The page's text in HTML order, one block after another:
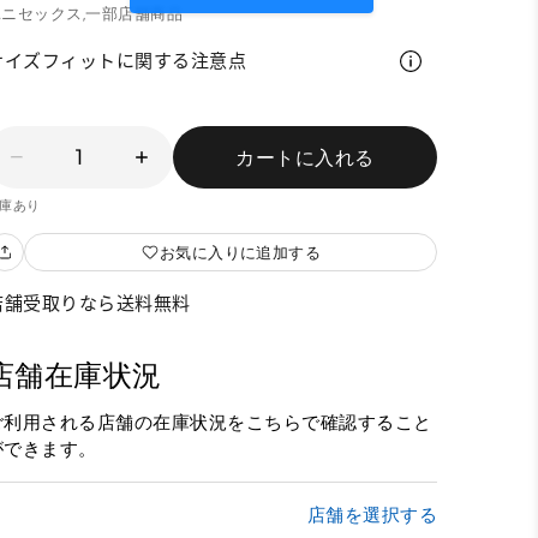
セックス,一部店舗商品
イズフィットに関する注意点
1 カートに入れる
あり
お気に入りに追加する
舗受取りなら送料無料
舗在庫状況
利用される店舗の在庫状況をこちらで確認すること
きます。
店舗を選択する